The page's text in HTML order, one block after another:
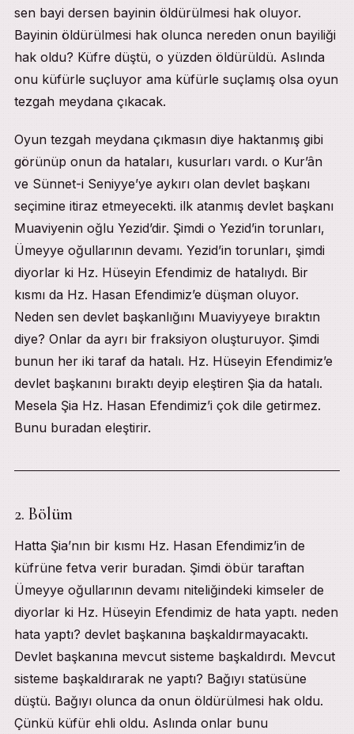
sen bayi dersen bayinin öldürülmesi hak oluyor.
Bayinin öldürülmesi hak olunca nereden onun bayiliği
hak oldu? Küfre düştü, o yüzden öldürüldü. Aslında
onu küfürle suçluyor ama küfürle suçlamış olsa oyun
tezgah meydana çıkacak.
Oyun tezgah meydana çıkmasın diye haktanmış gibi
görünüp onun da hataları, kusurları vardı. o Kur’ân
ve Sünnet-i Seniyye’ye aykırı olan devlet başkanı
seçimine itiraz etmeyecekti. ilk atanmış devlet başkanı
Muaviyenin oğlu Yezid’dir. Şimdi o Yezid’in torunları,
Ümeyye oğullarının devamı. Yezid’in torunları, şimdi
diyorlar ki Hz. Hüseyin Efendimiz de hatalıydı. Bir
kısmı da Hz. Hasan Efendimiz’e düşman oluyor.
Neden sen devlet başkanlığını Muaviyyeye bıraktın
diye? Onlar da ayrı bir fraksiyon oluşturuyor. Şimdi
bunun her iki taraf da hatalı. Hz. Hüseyin Efendimiz’e
devlet başkanını bıraktı deyip eleştiren Şia da hatalı.
Mesela Şia Hz. Hasan Efendimiz’i çok dile getirmez.
Bunu buradan eleştirir.
2. Bölüm
Hatta Şia’nın bir kısmı Hz. Hasan Efendimiz’in de
küfrüne fetva verir buradan. Şimdi öbür taraftan
Ümeyye oğullarının devamı niteliğindeki kimseler de
diyorlar ki Hz. Hüseyin Efendimiz de hata yaptı. neden
hata yaptı? devlet başkanına başkaldırmayacaktı.
Devlet başkanına mevcut sisteme başkaldırdı. Mevcut
sisteme başkaldırarak ne yaptı? Bağıyı statüsüne
düştü. Bağıyı olunca da onun öldürülmesi hak oldu.
Çünkü küfür ehli oldu. Aslında onlar bunu